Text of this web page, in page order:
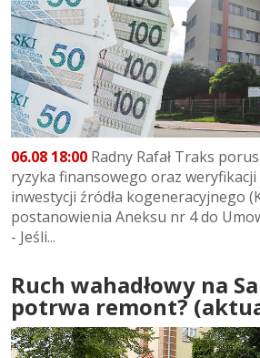
06.08 18:00 Radny Rafał Traks
ryzyka finansowego oraz
inwestycji źródła kogeneracyjnego
postanowienia Aneksu nr 4 do
- Jeśli...
Ruch wahadłowy na
potrwa remont?